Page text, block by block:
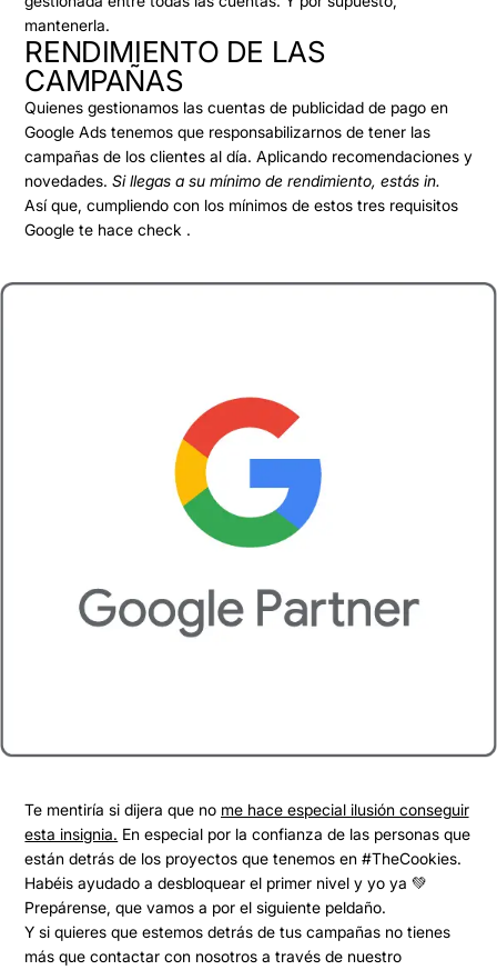
mantenerla.
RENDIMIENTO DE LAS
CAMPAÑAS
Quienes gestionamos las cuentas de publicidad de pago en
Google Ads tenemos que responsabilizarnos de tener las
campañas de los clientes al día. Aplicando recomendaciones y
novedades.Si llegas a su mínimo de rendimiento, estás in.
Así que, cumpliendo con los mínimos de estos tres requisitos
Google te hace check .
Te mentiría si dijera que no me hace especial ilusión conseguir
esta insignia. En especial por la confianza de las personas que
están detrás de los proyectos que tenemos en #TheCookies.
Habéis ayudado a desbloquear el primer nivel y yo ya 💚
Prepárense, que vamos a por el siguiente peldaño.
Y si quieres que estemos detrás de tus campañas no tienes
más que contactar con nosotros a través de nuestro